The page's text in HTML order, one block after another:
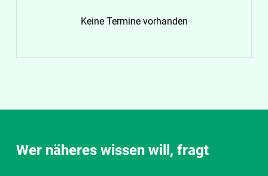
Keine Termine vorhanden
Wer näheres wissen will, fragt